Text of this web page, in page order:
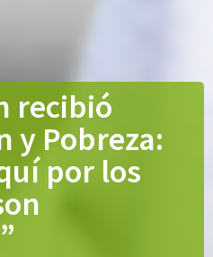
recibió
y Pobreza:
por los